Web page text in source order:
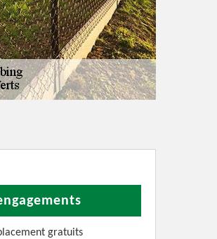
gratuits